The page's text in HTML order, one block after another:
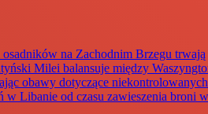
na Zachodnim Brzegu trwają
Milei balansuje między
obawy dotyczące
w Libanie od czasu zawieszenia broni